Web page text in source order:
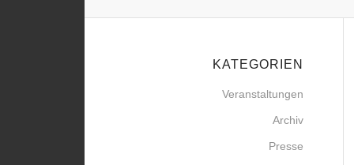
KATEGORIEN
Veranstaltungen
Archiv
Presse